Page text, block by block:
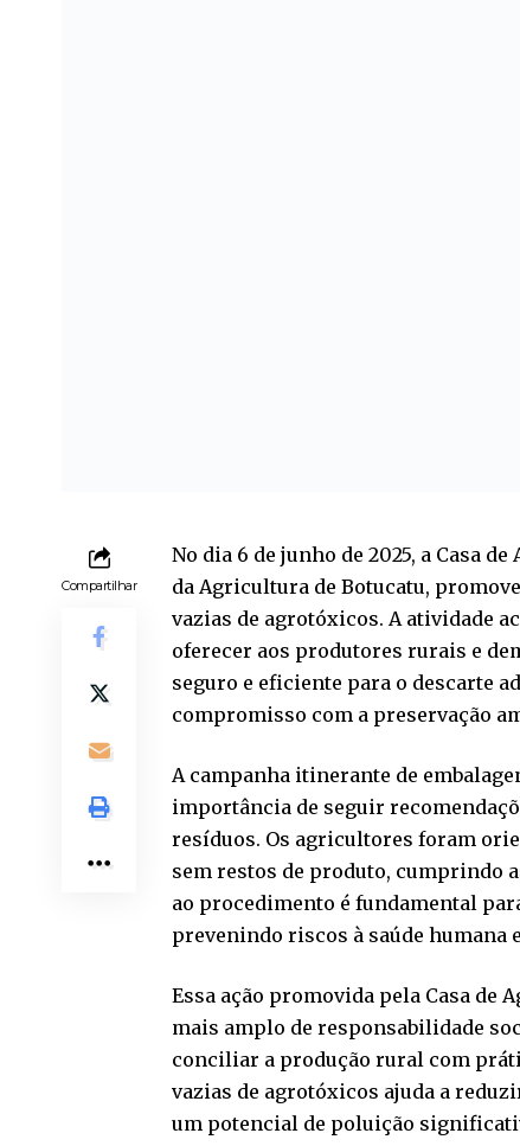
Compartilhar
No dia 6 de junho de 2025, a Casa
da Agricultura de Botucatu,
vazias de agrotóxicos. A atividade
oferecer aos produtores rurais e
seguro e eficiente para o descarte
compromisso com a preservação
A campanha itinerante de
importância de seguir
resíduos. Os agricultores foram
sem restos de produto, cumprindo
ao procedimento é fundamental
prevenindo riscos à saúde humana
Essa ação promovida pela Casa de
mais amplo de responsabilidade
conciliar a produção rural com
vazias de agrotóxicos ajuda a
um potencial de poluição